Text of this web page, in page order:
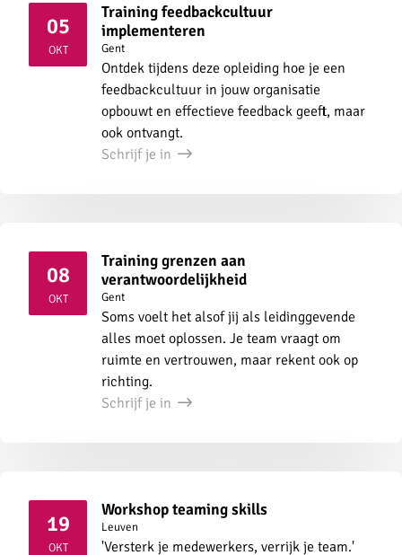
05
OKT2026
Training feedbackcultuur
implementeren
Gent
Ontdek tijdens deze opleiding hoe je een
feedbackcultuur in jouw organisatie
opbouwt en effectieve feedback geeft, maar
ook ontvangt.
Schrijf je in
08
OKT2026
Training grenzen aan
verantwoordelijkheid
Gent
Soms voelt het alsof jij als leidinggevende
alles moet oplossen. Je team vraagt om
ruimte en vertrouwen, maar rekent ook op
richting.
Schrijf je in
19
OKT2026
Workshop teaming skills
Leuven
'Versterk je medewerkers, verrijk je team.'